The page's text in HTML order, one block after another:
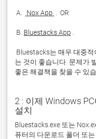
A. Nox App
B. Bluestacks App
는 것이 좋습니다. 문제가
좋은 해결책을 찾을 수 있
2 : 이제 Windows
설치
Bluestacks.exe 또는
퓨터의 다운로드 폴더 또